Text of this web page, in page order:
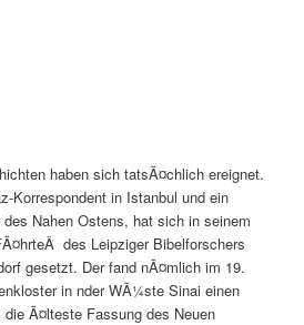
haben sich tatsÃ¤chlich ereignet.
Korrespondent in Istanbul und ein
Nahen Ostens, hat sich in seinem
des Leipziger Bibelforschers
gesetzt. Der fand nÃ¤mlich im 19.
in nder WÃ¼ste Sinai einen
Ã¤lteste Fassung des Neuen